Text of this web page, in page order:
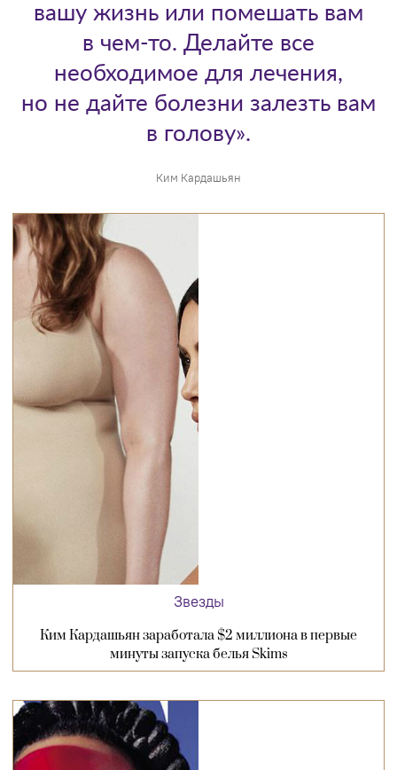
Ким Кардашьян
вашу жизнь или помешать вам
в чем-то. Делайте все
необходимое для лечения,
но не дайте болезни залезть вам
в голову».
Звезды
Ким Кардашьян заработала $2 миллиона в первые
минуты запуска белья Skims